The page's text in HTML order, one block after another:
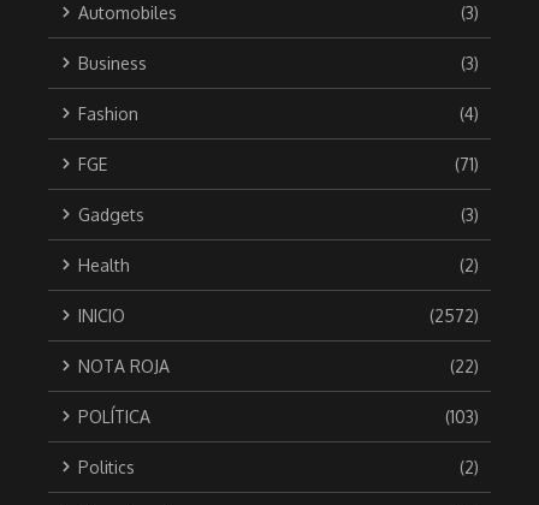
Automobiles (3)
Business (3)
Fashion (4)
FGE (71)
Gadgets (3)
Health (2)
INICIO (2572)
NOTA ROJA (22)
POLÍTICA (103)
Politics (2)